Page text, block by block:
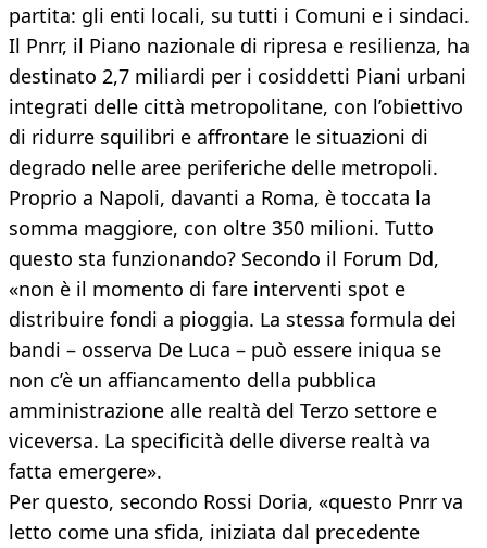
partita: gli enti locali, su tutti i Comuni e i sindaci.
Il Pnrr, il Piano nazionale di ripresa e resilienza, ha
destinato 2,7 miliardi per i cosiddetti Piani urbani
integrati delle città metropolitane, con l’obiettivo
di ridurre squilibri e affrontare le situazioni di
degrado nelle aree periferiche delle metropoli.
Proprio a Napoli, davanti a Roma, è toccata la
somma maggiore, con oltre 350 milioni. Tutto
questo sta funzionando? Secondo il Forum Dd,
«non è il momento di fare interventi spot e
distribuire fondi a pioggia. La stessa formula dei
bandi – osserva De Luca – può essere iniqua se
non c’è un affiancamento della pubblica
amministrazione alle realtà del Terzo settore e
viceversa. La specificità delle diverse realtà va
fatta emergere».
Per questo, secondo Rossi Doria, «questo Pnrr va
letto come una sfida, iniziata dal precedente